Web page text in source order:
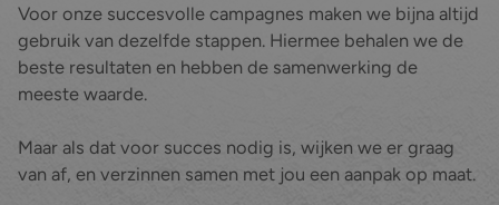
Voor onze succesvolle campagnes maken we bijna altijd
gebruik van dezelfde stappen. Hiermee behalen we de
beste resultaten en hebben de samenwerking de
meeste waarde.
Maar als dat voor succes nodig is, wijken we er graag
van af, en verzinnen samen met jou een aanpak op maat.